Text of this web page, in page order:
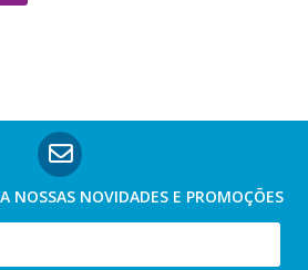
NOSSAS NOVIDADES E PROMOÇÕES